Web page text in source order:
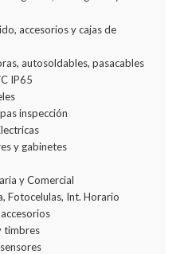
accesorios y cajas de
autosoldables, pasacables
IP65
inspección
y gabinetes
y Comercial
Fotocelulas, Int. Horario
timbres